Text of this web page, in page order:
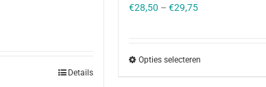
Details
€28,50 – €29,75
Opties selecteren